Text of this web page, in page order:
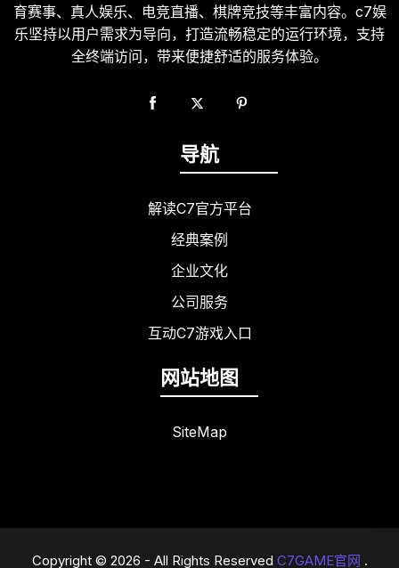
育赛事、真人娱乐、电竞直播、棋牌竞技等丰富内容。c7娱
乐坚持以用户需求为导向，打造流畅稳定的运行环境，支持
全终端访问，带来便捷舒适的服务体验。
导航
解读C7官方平台
经典案例
企业文化
公司服务
互动C7游戏入口
网站地图
SiteMap
Copyright © 2026 - All Rights Reserved C7GAME官网 .